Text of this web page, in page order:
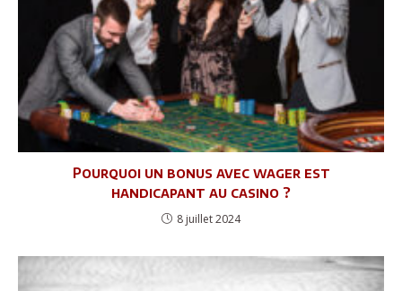
Pourquoi un bonus avec wager est
handicapant au casino ?
8 juillet 2024